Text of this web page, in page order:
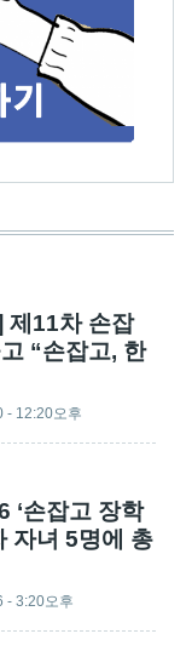
제11차 손잡
“손잡고, 한
- 12:20오후
‘손잡고 장학
자녀 5명에 총
- 3:20오후